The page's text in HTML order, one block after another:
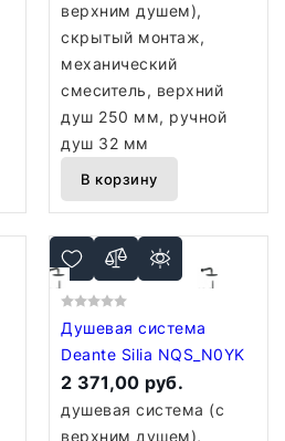
верхним душем),
скрытый монтаж,
механический
смеситель, верхний
душ 250 мм, ручной
душ 32 мм
В корзину
Душевая система
Deante Silia NQS_N0YK
2 371,00 руб.
душевая система (с
верхним душем),